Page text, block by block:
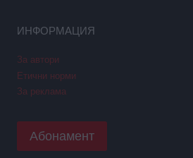
ИНФОРМАЦИЯ
За автори
Етични норми
За реклама
Абонамент